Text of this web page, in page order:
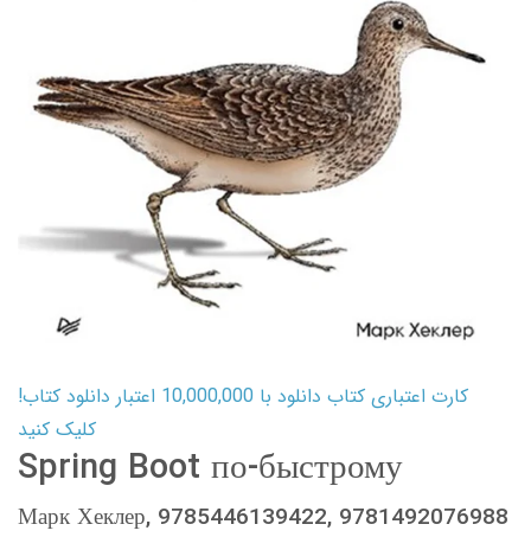
کارت اعتباری کتاب دانلود با 10,000,000 اعتبار دانلود کتاب!
کلیک کنید
Spring Boot по-быстрому
Марк Хеклер, 9785446139422, 9781492076988